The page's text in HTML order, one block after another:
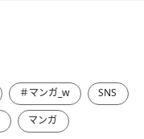
＃マンガ_w
SNS
マンガ